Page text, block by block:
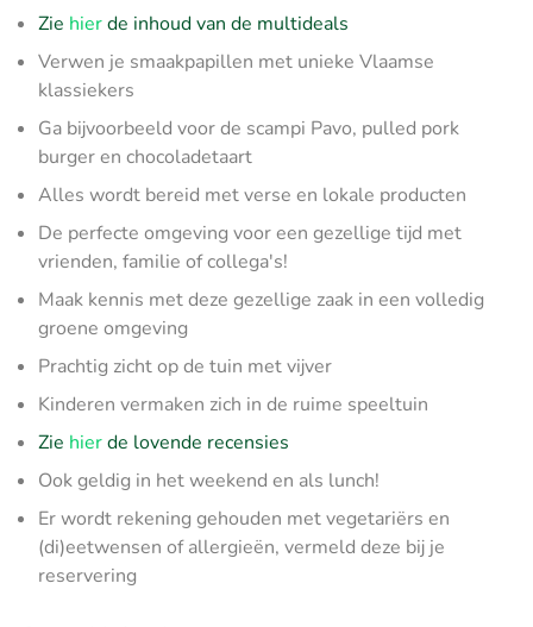
Zie hierde inhoud van de multideals
Verwen je smaakpapillen met unieke Vlaamse
klassiekers
Ga bijvoorbeeld voor de scampi Pavo, pulled pork
burger en chocoladetaart
Alles wordt bereid met verse en lokale producten
De perfecte omgeving voor een gezellige tijd met
vrienden, familie of collega's!
Maak kennis met deze gezellige zaak in een volledig
groene omgeving
Prachtig zicht op de tuin met vijver
Kinderen vermaken zich in de ruime speeltuin
Zie hierde lovende recensies
Ook geldig in het weekend en als lunch!
Er wordt rekening gehouden met vegetariërs en
(di)eetwensen of allergieën, vermeld deze bij je
reservering